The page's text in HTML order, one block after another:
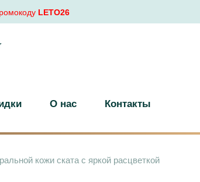
LETO26
О нас Контакты
кожи ската с яркой расцветкой